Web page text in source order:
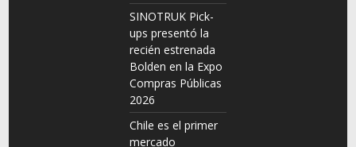
SINOTRUK Pick-
ups presentó la
recién estrenada
Bolden en la Expo
Compras Públicas
2026
Chile es el primer
mercado